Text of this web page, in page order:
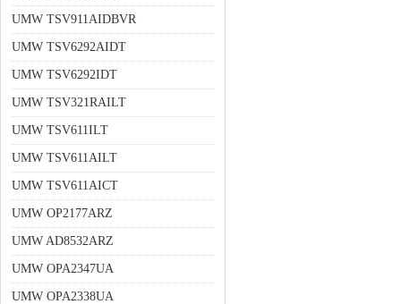
UMW TSV911AIDBVR
UMW TSV6292AIDT
UMW TSV6292IDT
UMW TSV321RAILT
UMW TSV611ILT
UMW TSV611AILT
UMW TSV611AICT
UMW OP2177ARZ
UMW AD8532ARZ
UMW OPA2347UA
UMW OPA2338UA